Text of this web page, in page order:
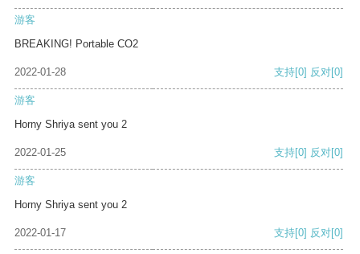
游客
BREAKING! Portable CO2
2022-01-28 支持[0] 反对[0]
游客
Horny Shriya sent you 2
2022-01-25 支持[0] 反对[0]
游客
Horny Shriya sent you 2
2022-01-17 支持[0] 反对[0]